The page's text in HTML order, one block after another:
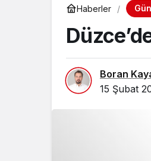
Haberler
Boran
15 Şubat